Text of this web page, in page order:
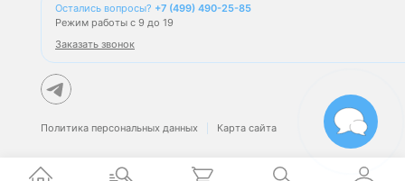
Остались вопросы? +7 (499) 490-25-85
Режим работы с 9 до 19
Заказать звонок
Политика персональных данных Карта сайта